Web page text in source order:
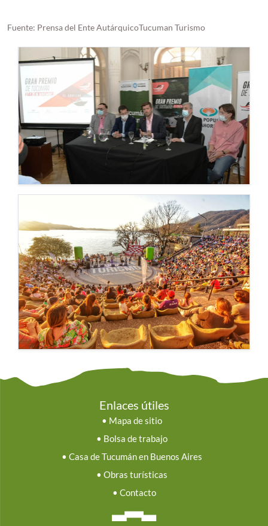
Fuente: Prensa del Ente AutárquicoTucuman Turismo
Enlaces útiles
• Mapa de sitio
• Bolsa de trabajo
• Casa de Tucumán en Buenos Aires
• Obras turísticas
• Contacto